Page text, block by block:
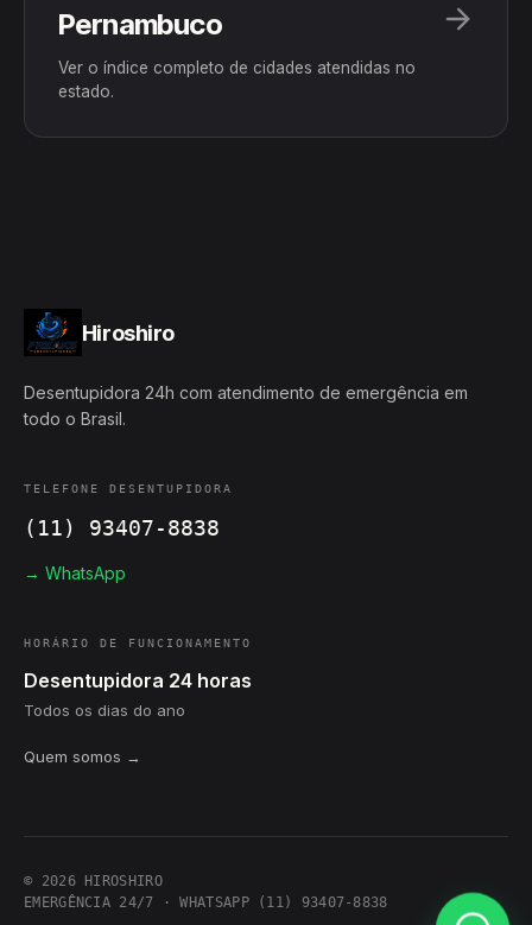
Pernambuco
Ver o índice completo de cidades atendidas no
estado.
Hiroshiro
Desentupidora 24h com atendimento de emergência em
todo o Brasil.
TELEFONE DESENTUPIDORA
(11) 93407-8838
→ WhatsApp
HORÁRIO DE FUNCIONAMENTO
Desentupidora 24 horas
Todos os dias do ano
Quem somos →
© 2026 HIROSHIRO
EMERGÊNCIA 24/7 · WHATSAPP (11) 93407-8838